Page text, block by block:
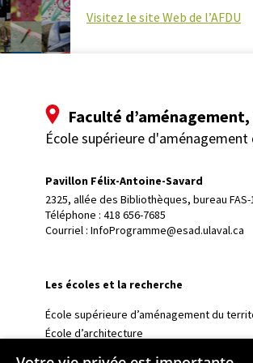
Visitez le site Web de l’AFDU
Faculté
École supérieure
Pavillon Félix-Antoine-Savard
2325, allée des Bibliothèques, bureau FAS-
Téléphone : 418 656-7685
Courriel : InfoProgramme@esad.ulaval.ca
Les écoles et la recherche
École supérieure d’aménagement du
École d’architecture